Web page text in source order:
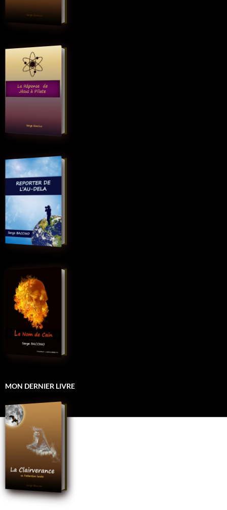
MON DERNIER LIVRE